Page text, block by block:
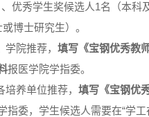
优秀学生奖候选人1名（本科
博士研究生）。
院推荐， 填写《宝钢优秀教
报医学院学指委。
养单位推荐， 填写《宝钢优
指委，学生候选人需要在“学